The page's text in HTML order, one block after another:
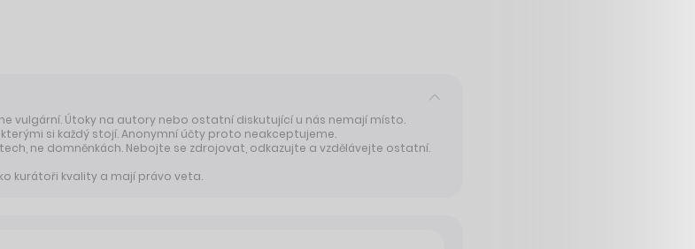
vulgární. Útoky na autory nebo ostatní diskutující u nás nemají místo.
kterými si každý stojí. Anonymní účty proto neakceptujeme.
ne domněnkách. Nebojte se zdrojovat, odkazujte a vzdělávejte ostatní.
kurátoři kvality a mají právo veta.